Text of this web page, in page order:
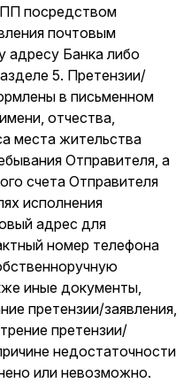
ПП посредством
почтовым
адресу Банка либо
5. Претензии/
в письменном
отчества,
места жительства
Отправителя, а
счета Отправителя
исполнения
адрес для
номер телефона
иные документы,
претензии/заявления,
претензии/
недостаточности
или невозможно.